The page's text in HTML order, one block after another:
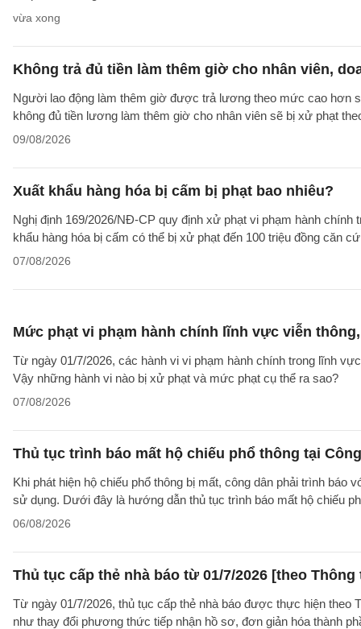
vừa xong
Không trả đủ tiền làm thêm giờ cho nhân viên,
Người lao động làm thêm giờ được trả lương theo mức cao hơn
không đủ tiền lương làm thêm giờ cho nhân viên sẽ bị xử phạt
09/08/2026
Xuất khẩu hàng hóa bị cấm bị phạt bao nhiêu?
Nghị định 169/2026/NĐ-CP quy định xử phạt vi phạm hành
khẩu hàng hóa bị cấm có thể bị xử phạt đến 100 triệu đồng căn
07/08/2026
Mức phạt vi phạm hành chính lĩnh vực viễn
Từ ngày 01/7/2026, các hành vi vi phạm hành chính trong lĩnh
Vậy những hành vi nào bị xử phạt và mức phạt cụ thể ra sao?
07/08/2026
Thủ tục trình báo mất hộ chiếu phổ thông tại
Khi phát hiện hộ chiếu phổ thông bị mất, công dân phải trình
sử dụng. Dưới đây là hướng dẫn thủ tục trình báo mất hộ chiếu
06/08/2026
Thủ tục cấp thẻ nhà báo từ 01/7/2026 [theo Thông
Từ ngày 01/7/2026, thủ tục cấp thẻ nhà báo được thực hiện
như thay đổi phương thức tiếp nhận hồ sơ, đơn giản hóa thành